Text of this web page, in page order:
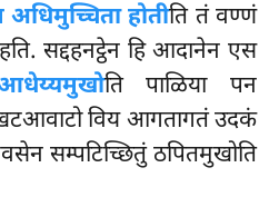
होतीति तं वण्णं
सद्दहनट्ठेन हि आदानेन एस
ति पाळिया पन
विय आगतागतं उदकं
सम्पटिच्छितुं ठपितमुखोति